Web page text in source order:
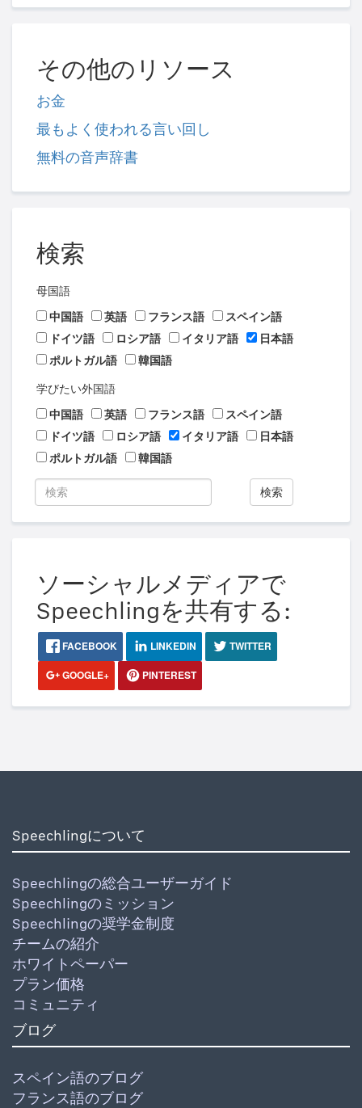
その他のリソース
お金
最もよく使われる言い回し
無料の音声辞書
検索
母国語
中国語
英語 フランス語
スペイン語
ドイツ語
ロシア語 イタリア語
日本語
ポルトガル語
韓国語
学びたい外国語
中国語
英語 フランス語
スペイン語
ドイツ語
ロシア語 イタリア語
日本語
ポルトガル語
韓国語
検索
ソーシャルメディアで
Speechlingを共有する:
FACEBOOK LINKEDIN
TWITTER
GOOGLE+
PINTEREST
Speechlingについて
Speechlingの総合ユーザーガイド
Speechlingのミッション
Speechlingの奨学金制度
チームの紹介
ホワイトペーパー
プラン価格
コミュニティ
ブログ
スペイン語のブログ
フランス語のブログ